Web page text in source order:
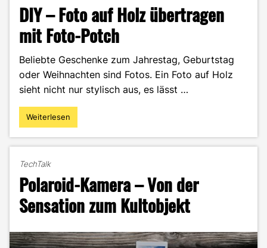
DIY – Foto auf Holz übertragen
mit Foto-Potch
Beliebte Geschenke zum Jahrestag, Geburtstag
oder Weihnachten sind Fotos. Ein Foto auf Holz
sieht nicht nur stylisch aus, es lässt …
"DIY
–
Holz
übertragen
mit
Foto-
Weiterlesen
TechTalk
Polaroid-Kamera – Von der
Sensation zum Kultobjekt